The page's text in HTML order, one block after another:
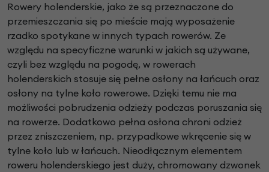
Rowery holenderskie, jako że są przeznaczone do
przemieszczania się po mieście mają wyposażenie
rzadko spotykane w innych typach rowerów. Ze
względu na specyficzne warunki w jakich są używane,
czyli bez względu na pogodę, w rowerach
holenderskich stosuje się pełne osłony na łańcuch oraz
osłony na tylne koło rowerowe. Dzięki temu nie ma
możliwości pobrudzenia odzieży podczas poruszania się
na rowerze. Dodatkowo pełna osłona chroni odzież
przez zniszczeniem, np. przypadkowe wkręcenie się w
tylne koło lub w łańcuch. Nieodłącznym elementem
roweru holenderskiego jest duży, chromowany dzwonek